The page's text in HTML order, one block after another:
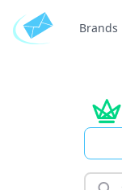
Brands